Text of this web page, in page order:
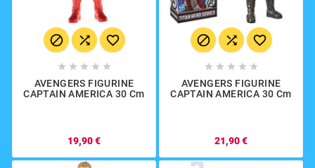
  
    
AVENGERS FIGURINE
CAPTAIN AMERICA 30 Cm
19,90 €
  
    
AVENGERS FIGURINE
CAPTAIN AMERICA 30 Cm
21,90 €